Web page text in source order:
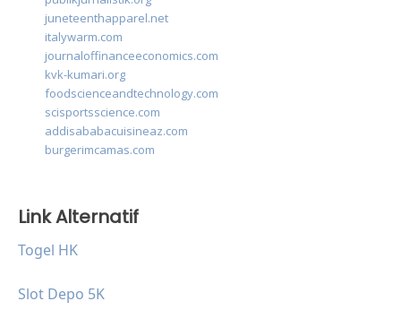
juneteenthapparel.net
italywarm.com
journaloffinanceeconomics.com
kvk-kumari.org
foodscienceandtechnology.com
scisportsscience.com
addisababacuisineaz.com
burgerimcamas.com
Link Alternatif
Togel HK
Slot Depo 5K